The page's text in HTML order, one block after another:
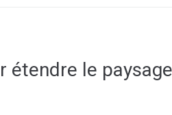
étendre le paysage